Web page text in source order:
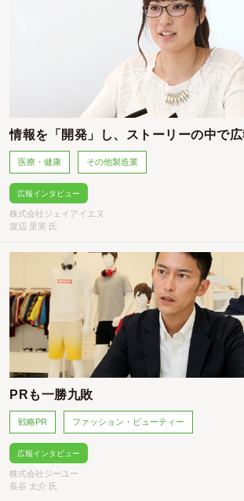
情報を「開発」し、ストーリーの中で
医療・健康 その他製造業
広報インタビュー
株式会社ジェイアイエヌ
渡辺 里実 氏
PRも一勝九敗
戦略PR ファッション・ビューティー
広報インタビュー
株式会社ジーユー
長谷 太介 氏